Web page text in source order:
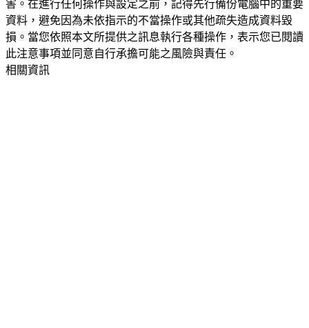
害。在進行任何操作與設定之前，記得先行備份電腦中的重要
資料，避免因為未依指示的不當操作或其他疏失造成資料毀
損。當您依照本文所提供之訊息執行各種操作，表示您已閱讀
此注意事項並同意自行承擔可能之風險與責任。
相關資訊